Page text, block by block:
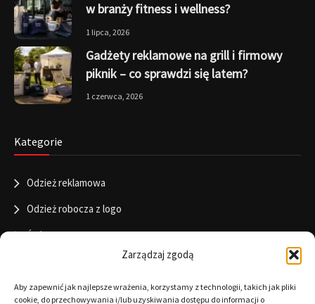
Zarządzaj zgodą
Aby zapewnić jak najlepsze wrażenia, korzystamy z technologii, takich jak pliki
cookie, do przechowywania i/lub uzyskiwania dostępu do informacji o
w branży fitness i wellness?
1 lipca, 2026
Gadżety reklamowe na grill i firmowy
piknik – co sprawdzi się latem?
1 czerwca, 2026
Kategorie
Odzież reklamowa
Odzież robocza z logo
Święta
Informacje